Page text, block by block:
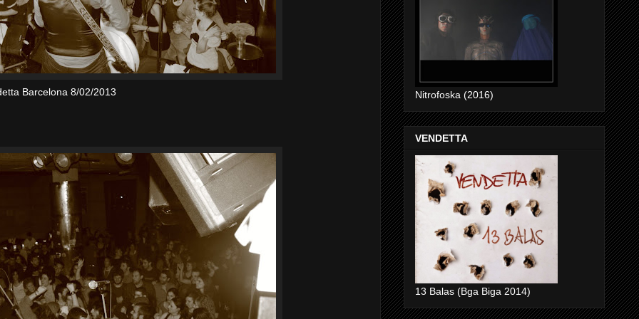
Barcelona 8/02/2013 Nitrofoska (2016)
VENDETTA
13 Balas (Bga Biga 2014)